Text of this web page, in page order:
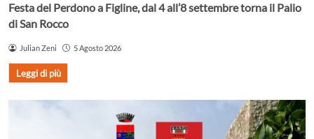
Festa del Perdono a Figline, dal 4 all’8 settembre torna il Palio
di San Rocco
Julian Zeni 5 Agosto 2026
Leggi di più